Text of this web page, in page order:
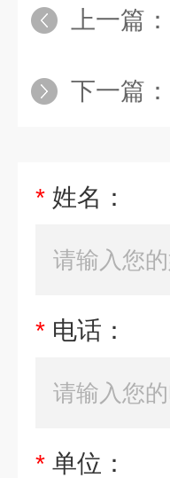
上一篇：
下一篇：
* 姓名：
* 电话：
* 单位：